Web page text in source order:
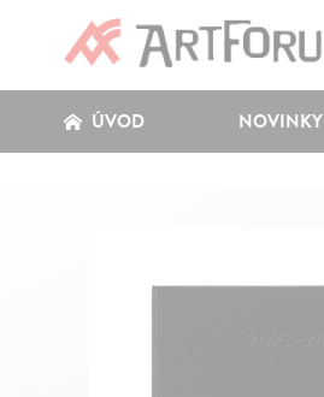
ÚVOD NOVINKY